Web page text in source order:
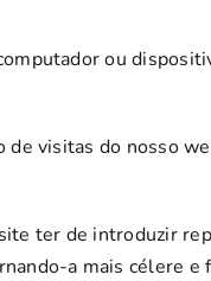
ou
visitas do nosso
ter de introduzir
a mais célere e